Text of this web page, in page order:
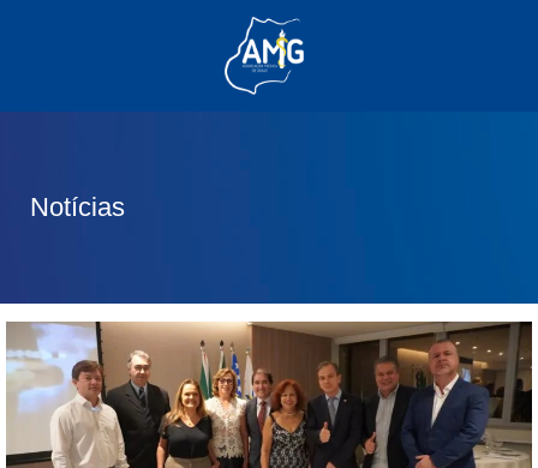
Notícias